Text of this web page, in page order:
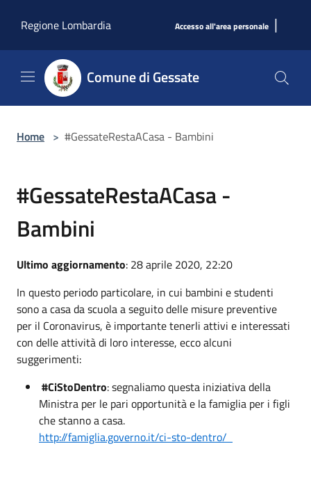
Regione Lombardia
Accesso all'area personale |
Comune di Gessate
Home > #GessateRestaACasa - Bambini
#GessateRestaACasa -
Bambini
Ultimo aggiornamento: 28 aprile 2020, 22:20
In questo periodo particolare, in cui bambini e studenti
sono a casa da scuola a seguito delle misure preventive
per il Coronavirus, è importante tenerli attivi e interessati
con delle attività di loro interesse, ecco alcuni
suggerimenti:
#CiStoDentro: segnaliamo questa iniziativa della
Ministra per le pari opportunità e la famiglia per i figli
che stanno a casa.
http://famiglia.governo.it/ci-sto-dentro/